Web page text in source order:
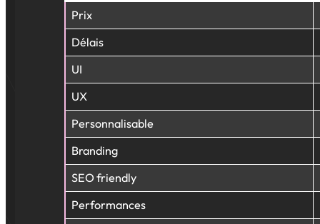
Prix
Délais
UI
UX
Personnalisable
Branding
SEO friendly
Performances